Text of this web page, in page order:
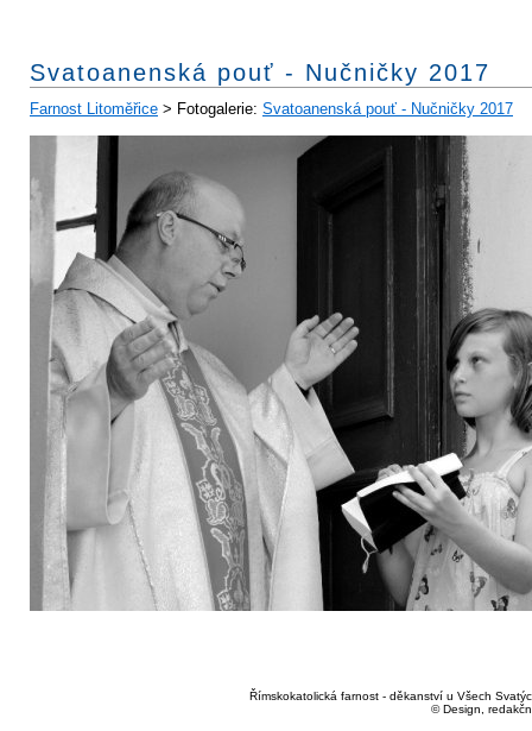
Svatoanenská pouť - Nučničky 2017
Farnost Litoměřice > Fotogalerie: Svatoanenská pouť - Nučničky 2017
Římskokatolická farnost - děkanství u Všech
© Design,